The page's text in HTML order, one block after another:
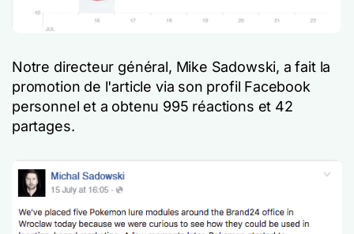
Notre directeur général, Mike Sadowski, a fait la
promotion de l'article via son profil Facebook
personnel et a obtenu 995 réactions et 42
partages.